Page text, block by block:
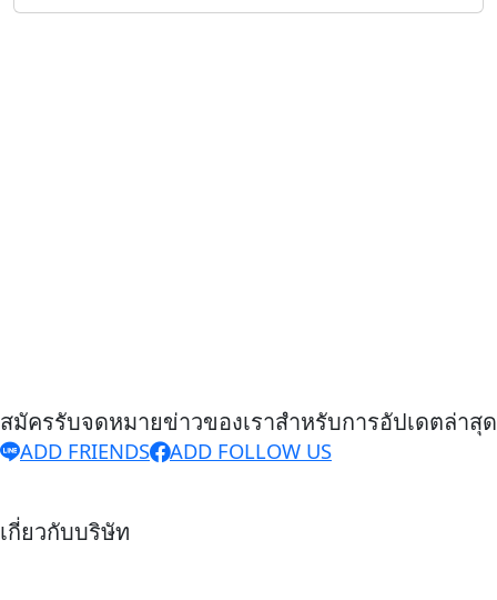
สมัครรับจดหมายข่าวของเราสําหรับการอัปเดตล่าสุด
ADD FRIENDS ADD FOLLOW US
เกี่ยวกับบริษัท